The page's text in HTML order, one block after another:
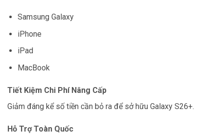
Samsung Galaxy
iPhone
iPad
MacBook
Tiết Kiệm Chi Phí Nâng Cấp
Giảm đáng kể số tiền cần bỏ ra để sở hữu Galaxy S26+.
Hỗ Trợ Toàn Quốc